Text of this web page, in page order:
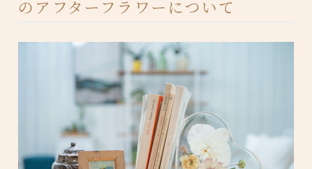
のアフターフラワーについて